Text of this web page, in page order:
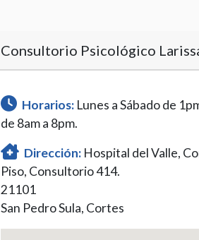
Consultorio Psicológico
Horarios: Lunes a Sábado de
de 8am a 8pm.
Dirección: Hospital del Valle,
Piso, Consultorio 414.
21101
San Pedro Sula, Cortes